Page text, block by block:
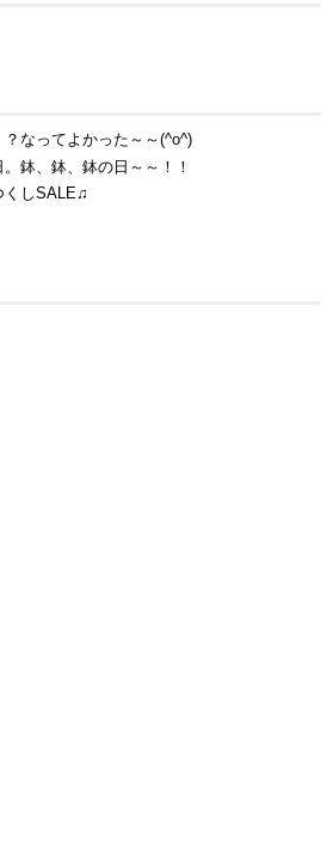
なってよかった～～(^o^)
鉢、鉢、鉢の日～～！！
くしSALE♫